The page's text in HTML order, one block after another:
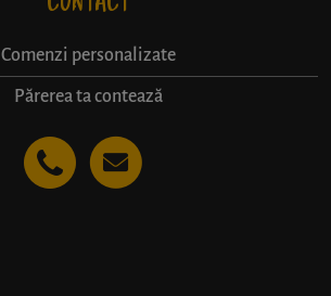
Comenzi personalizate
Părerea ta contează